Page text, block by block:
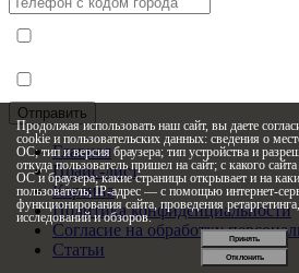
Главная
Прайс-лист
Корзина
Политика конфиденциальности
Согласие на обработку
Статьи
Продолжая использовать наш сайт, вы даете
cookie и пользовательских данных: сведения о
ОС; тип и версия браузера; тип устройства и
откуда пользователь пришел на сайт; с какого
ОС и браузера; какие страницы открывает и на
пользователь; IP-адрес — с помощью интернет-
функционирования сайта, проведения
исследований и обзоров.
Принять
Отклонить